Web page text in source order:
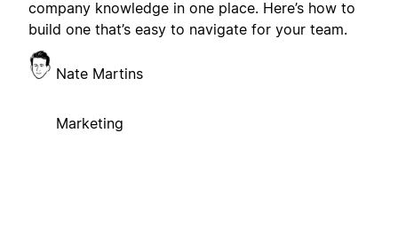
company knowledge in one place. Here’s how to
build one that’s easy to navigate for your team.
Nate Martins
Marketing